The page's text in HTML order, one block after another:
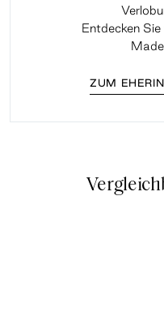
Entdecken
ZUM